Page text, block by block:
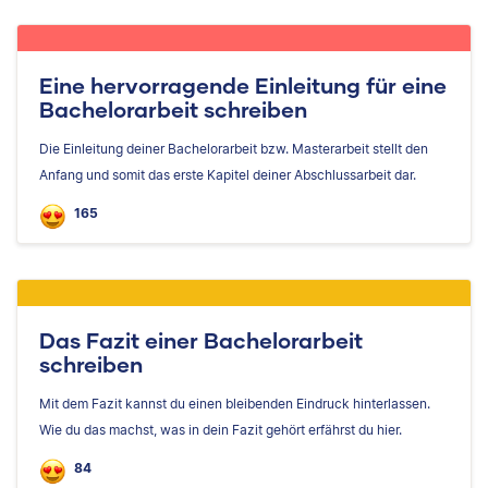
Eine hervorragende Einleitung für eine
Bachelorarbeit schreiben
Die Einleitung deiner Bachelorarbeit bzw. Masterarbeit stellt den
Anfang und somit das erste Kapitel deiner Abschlussarbeit dar.
165
Das Fazit einer Bachelorarbeit
schreiben
Mit dem Fazit kannst du einen bleibenden Eindruck hinterlassen.
Wie du das machst, was in dein Fazit gehört erfährst du hier.
84